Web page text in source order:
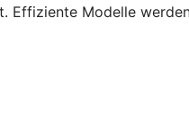
Effiziente Modelle